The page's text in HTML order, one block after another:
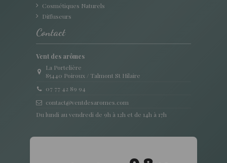
Cosmétiques Naturels
Diffuseurs
Contact
Vent des arômes
La Portelière
85440 Poiroux / Talmont St Hilaire
07 77 42 89 94
contact@ventdesaromes.com
Du lundi au vendredi de 9h à 12h et de 14h à 17h